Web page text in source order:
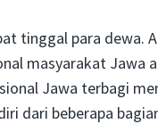
tinggal para dewa.
masyarakat Jawa
Jawa terbagi
dari beberapa